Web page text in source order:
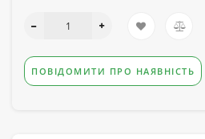
ПОВІДОМИТИ ПРО НАЯВНІСТЬ